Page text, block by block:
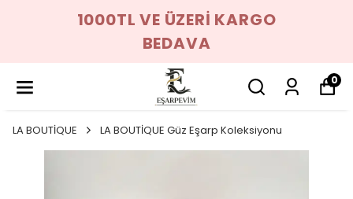
1000TL VE ÜZERİ KARGO
BEDAVA
0
LA BOUTİQUE LA BOUTİQUE Güz Eşarp Koleksiyonu